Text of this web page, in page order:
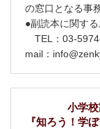
の窓口となる事
●副読本に関す
TEL：03-
mail：
小学
『知ろう！学